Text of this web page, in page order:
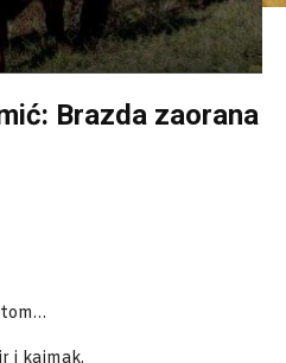
Brazda zaorana